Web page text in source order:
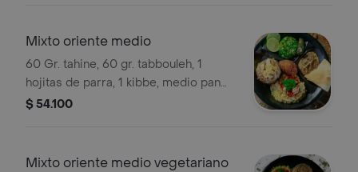
Mixto oriente medio
60 Gr. tahine, 60 gr. tabbouleh, 1
hojitas de parra, 1 kibbe, medio pan
árabe, 200 gr. arroz de almendra y 1
$ 54.100
Mixto oriente medio vegetariano